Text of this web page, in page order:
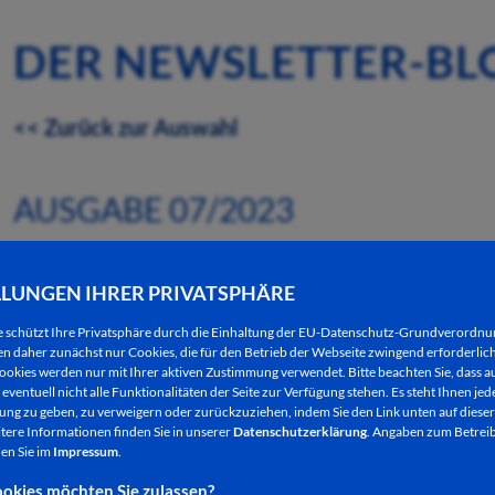
IHRER PRIVATSPHÄRE
schützt Ihre Privatsphäre durch die Einhaltung der EU-Datenschutz-
daher zunächst nur Cookies, die für den Betrieb der Webseite zwingend
werden nur mit Ihrer aktiven Zustimmung verwendet. Bitte beachten Sie, dass
nicht alle Funktionalitäten der Seite zur Verfügung stehen. Es steht Ihnen
zu geben, zu verweigern oder zurückzuziehen, indem Sie den Link unten auf
Informationen finden Sie in unsererDatenschutzerklärung. Angaben zum
Sie im Impressum.
möchten Sie zulassen?
DER NEWSLETTER-
<< Zurück zur Auswahl
AUSGABE 07/2023
MUSIKPROJEKT
IN DER DIPPELMÜHLE
15.02.2023
Das Mehrgenerationenhaus Dippelmühle,
Februar und am 8. März, um jeweils 15 Uhr alle
kleine, junge und betagte Sänger*innen und alle